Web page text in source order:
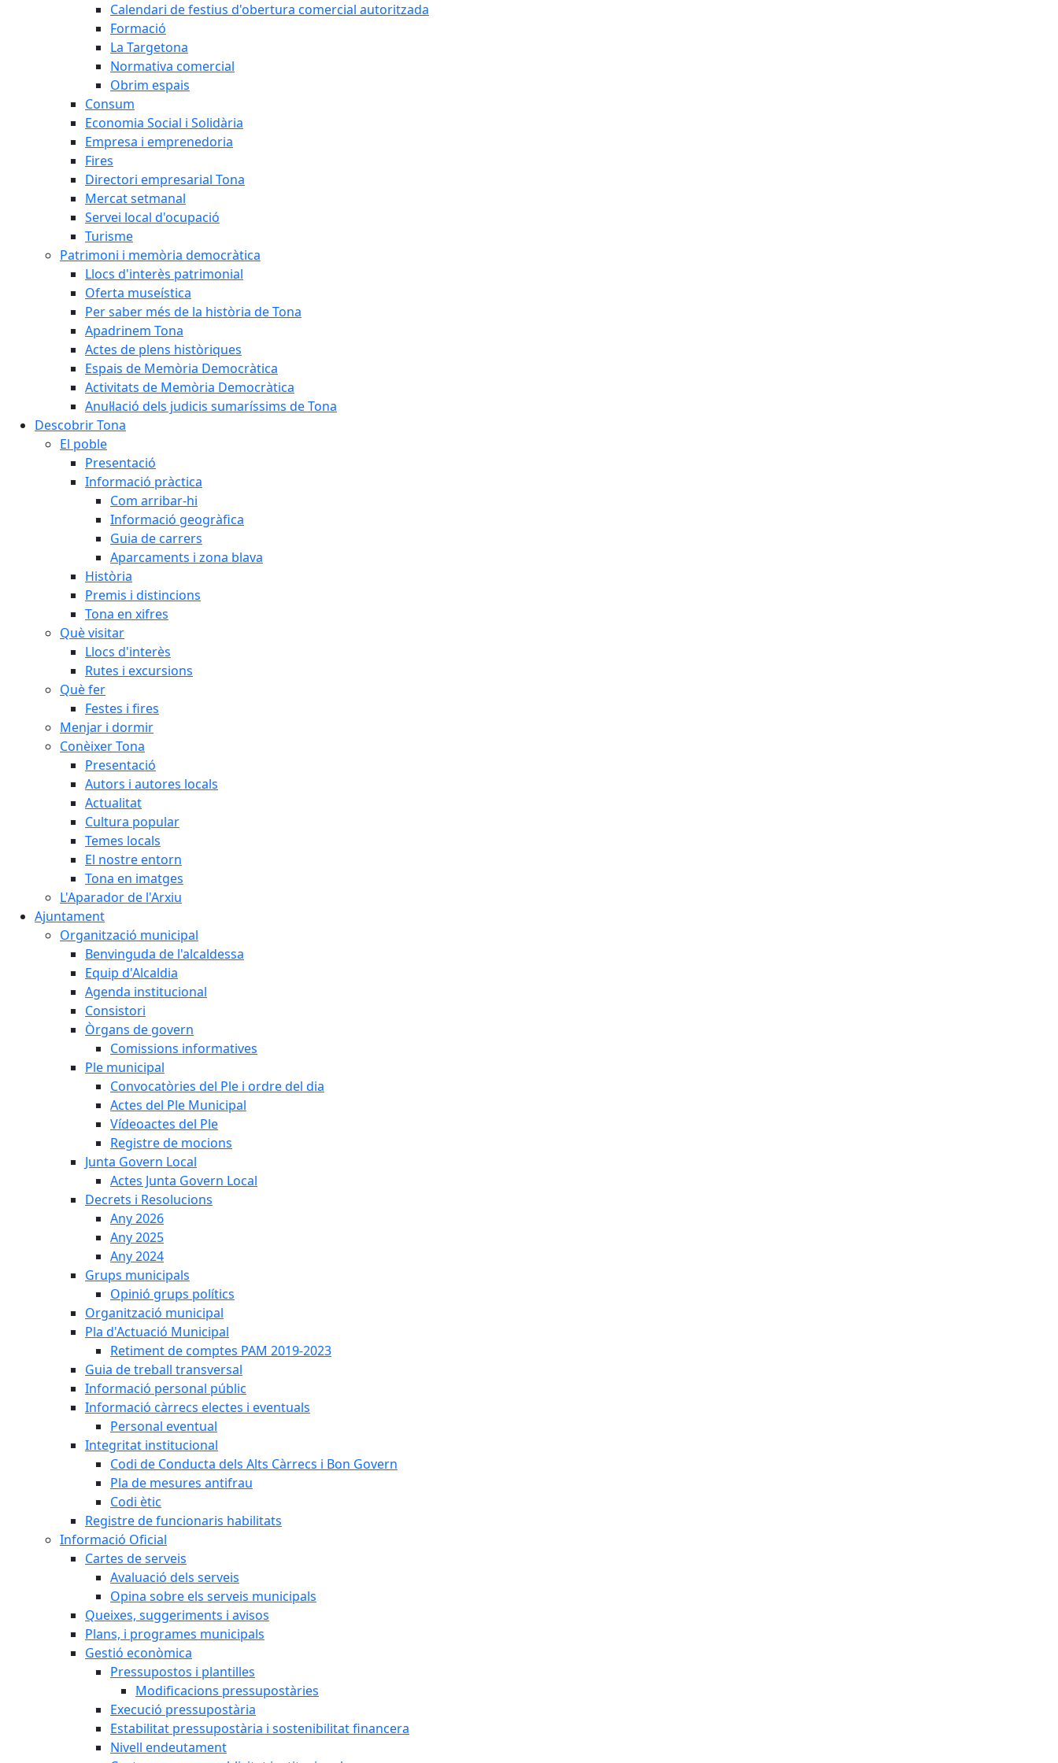
Calendari de festius d'obertura comercial autoritzada
Formació
La Targetona
Normativa comercial
Obrim espais
Consum
Economia Social i Solidària
Empresa i emprenedoria
Fires
Directori empresarial Tona
Mercat setmanal
Servei local d'ocupació
Turisme
Patrimoni i memòria democràtica
Llocs d'interès patrimonial
Oferta museística
Per saber més de la història de Tona
Apadrinem Tona
Actes de plens històriques
Espais de Memòria Democràtica
Activitats de Memòria Democràtica
Anul·lació dels judicis sumaríssims de Tona
Descobrir Tona
El poble
Presentació
Informació pràctica
Com arribar-hi
Informació geogràfica
Guia de carrers
Aparcaments i zona blava
Història
Premis i distincions
Tona en xifres
Què visitar
Llocs d'interès
Rutes i excursions
Què fer
Festes i fires
Menjar i dormir
Conèixer Tona
Presentació
Autors i autores locals
Actualitat
Cultura popular
Temes locals
El nostre entorn
Tona en imatges
L'Aparador de l'Arxiu
Ajuntament
Organització municipal
Benvinguda de l'alcaldessa
Equip d'Alcaldia
Agenda institucional
Consistori
Òrgans de govern
Comissions informatives
Ple municipal
Convocatòries del Ple i ordre del dia
Actes del Ple Municipal
Vídeoactes del Ple
Registre de mocions
Junta Govern Local
Actes Junta Govern Local
Decrets i Resolucions
Any 2026
Any 2025
Any 2024
Grups municipals
Opinió grups polítics
Organització municipal
Pla d'Actuació Municipal
Retiment de comptes PAM 2019-2023
Guia de treball transversal
Informació personal públic
Informació càrrecs electes i eventuals
Personal eventual
Integritat institucional
Codi de Conducta dels Alts Càrrecs i Bon Govern
Pla de mesures antifrau
Codi ètic
Registre de funcionaris habilitats
Informació Oficial
Cartes de serveis
Avaluació dels serveis
Opina sobre els serveis municipals
Queixes, suggeriments i avisos
Plans, i programes municipals
Gestió econòmica
Pressupostos i plantilles
Modificacions pressupostàries
Execució pressupostària
Estabilitat pressupostària i sostenibilitat financera
Nivell endeutament